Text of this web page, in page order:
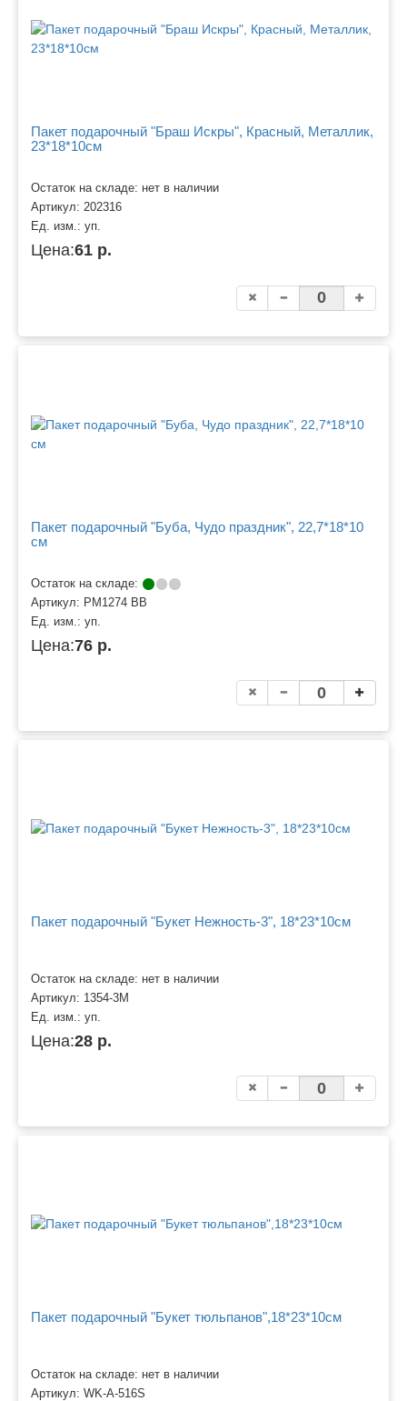
Пакет подарочный "Браш Искры", Красный, Металлик,
23*18*10см
Остаток на складе: нет в наличии
Артикул: 202316
Ед. изм.: уп.
Цена:61 р.
Пакет подарочный "Буба, Чудо праздник", 22,7*18*10
см
Остаток на складе:
Артикул: PM1274 BB
Ед. изм.: уп.
Цена:76 р.
Пакет подарочный "Букет Нежность-3", 18*23*10см
Остаток на складе: нет в наличии
Артикул: 1354-3M
Ед. изм.: уп.
Цена:28 р.
Пакет подарочный "Букет тюльпанов",18*23*10см
Остаток на складе: нет в наличии
Артикул: WK-A-516S